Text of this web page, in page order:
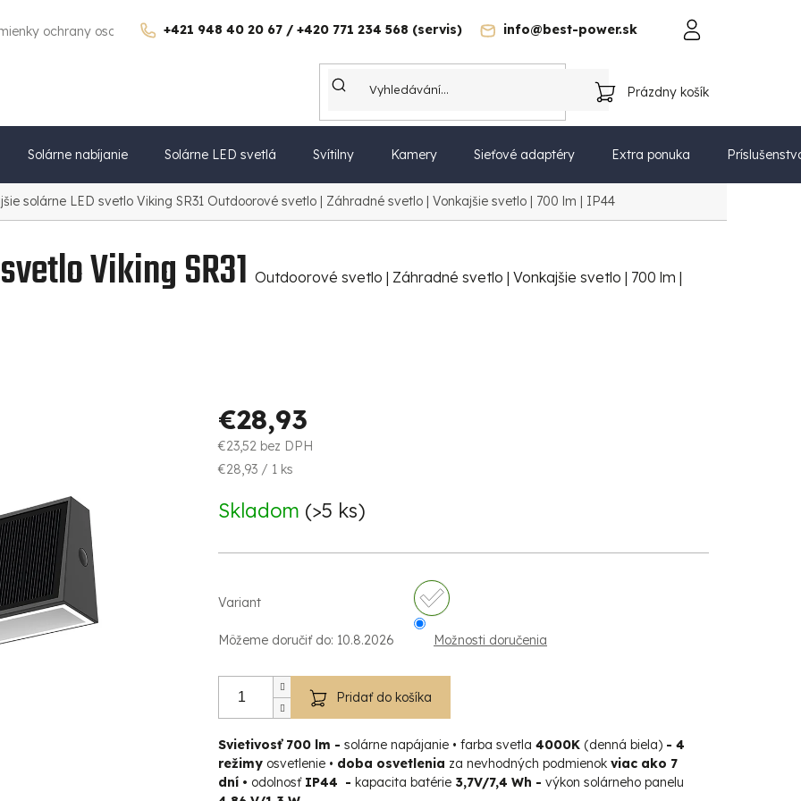
+421 948 40 20 67 / +420 771 234 568 (servis) info@best-power.sk
ochrany osobných údajov Poučenie o uplatnení práva spotrebiteľa na odstúpenie od zmluvy Ochrana osobných údajov
NÁKUPNÝ
KOŠÍK
Prázdny košík
Solárne nabíjanie Solárne LED svetlá Svítilny Kamery Sieťové adaptéry Extra ponuka
solárne LED svetlo Viking SR31 Outdoorové svetlo | Záhradné svetlo | Vonkajšie svetlo | 700 lm | IP44
Viking SR31 Outdoorové svetlo | Záhradné svetlo | Vonkajšie svetlo | 700 lm |
€28,93
€23,52 bez DPH
Jednotková
€28,93 / 1 ks
Skladom (>5 ks)
Variant
Môžeme doručiť do: 10.8.2026 Možnosti doručenia
Pridať do košíka
Svietivosť 700 lm - solárne napájanie • farba svetla 4000K (denná biela) - 4
režimy osvetlenie • doba osvetlenia za nevhodných podmienok viac ako 7
dní • odolnosť IP44 - kapacita batérie 3,7V/7,4 Wh - výkon solárneho panelu